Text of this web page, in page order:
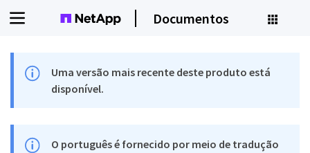
Documentos
Uma versão mais recente deste produto está
disponível.
O português é fornecido por meio de tradução